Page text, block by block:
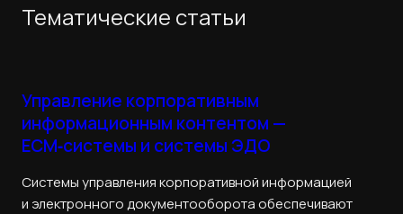
Тематические статьи
Управление корпоративным
информационным контентом —
ECM‑системы и системы ЭДО
Системы управления корпоративной информацией
и электронного документооборота обеспечивают